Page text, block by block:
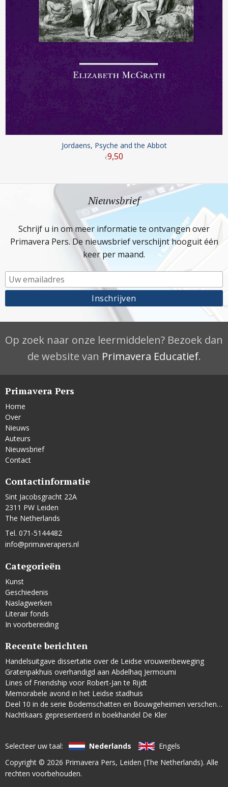
Jordaens, Psyche and the Abbot
€9,50
Nieuwsbrief
Schrijf u in om meer informatie te ontvangen over
Primavera Pers. De nieuwsbrief verschijnt hooguit één
keer per maand.
Op zoek naar onze leermiddelen? Bezoek dan
de website van Primavera Educatief.
Primavera Pers
Home
Over
Nieuws
Auteurs
Nieuwsbrief
Contact
Contactinformatie
Sint Jacobsgracht 22A
2311 PW Leiden
The Netherlands
Tel. 071-5144482
info@primaverapers.nl
Categorieën
Kunst
Geschiedenis
Naslagwerken
Literair fonds
In voorbereiding
Recente berichten
Handelsuitgave dissertatie over de Leidse vrouwenbeweging
Gratenpakhuis overhandigd aan Abdelhaq Jermoumi
Lines of Friendship voor Robert-Jan te Rijdt
Memorabele avond in het Leidse stadhuis
Deel 10 in de serie Bodemschatten en Bouwgeheimen verschenen
Nachtkaars gepresenteerd in boekhandel De Kler
Selecteer uw taal: Nederlands
Engels
Copyright © 2026 Primavera Pers, Leiden (The Netherlands). Alle
rechten voorbehouden.